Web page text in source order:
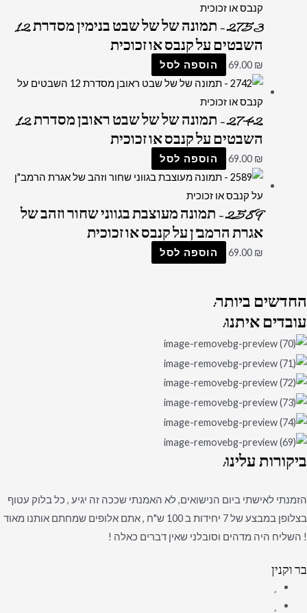
2753 – תמונה של של שבט בנימין מסדרת 12
השבטים על קנבס או זכוכית
69.00 ₪ הוספה לסל
2742 – תמונה של של שבט ראובן מסדרת 12
השבטים על קנבס או זכוכית
69.00 ₪ הוספה לסל
2589 – תמונה מעוצבת בגווני שחור וזהב של
אגרת הרמב"ן על קנבס או זכוכית
69.00 ₪ הוספה לסל
החדשיםביותר:
עובדיםאיתנו:
ביקורותעלינו:
הזמנתי לאישתי ביום הנישואים, לא האמנתי שככה זה יגיע , כל בלוק עטוף
בצלופן במבצע של 7 יחידות ב 100 ש"ח , אתם אלופים שמחתם אותנו מאוד
! השליח היה מדהים וסובלני שאין דברים כאלה !
בר וקנין